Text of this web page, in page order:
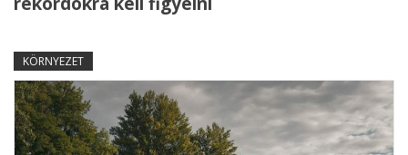
KÖRNYEZET